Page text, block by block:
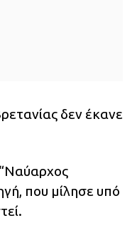
δεν έκανε
που μίλησε υπό